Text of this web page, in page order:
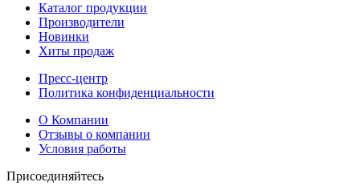
Каталог продукции
Производители
Новинки
Хиты продаж
Пресс-центр
Политика конфиденциальности
О Компании
Отзывы о компании
Условия работы
Присоединяйтесь